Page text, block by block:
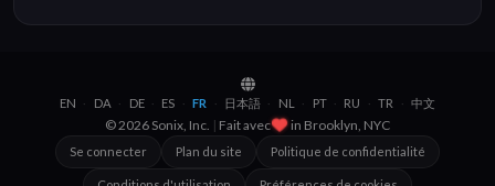
EN · DA · DE · ES · FR · 日本語 · NL · PT · RU · TR · 中文
© 2026 Sonix, Inc. | Fait avec in Brooklyn, NYC
Se connecter Plan du site Politique de confidentialité